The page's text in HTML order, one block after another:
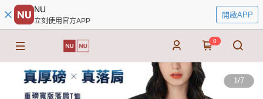
NU
立刻使用官方APP
開啟APP
0
1/7